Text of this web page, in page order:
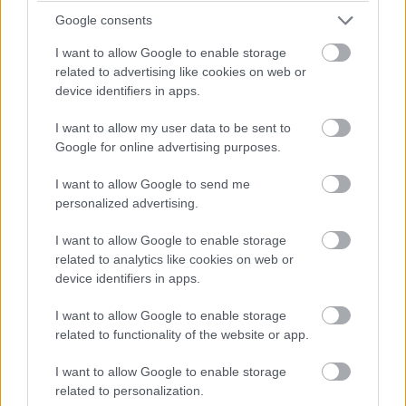
Google consents
I want to allow Google to enable storage
related to advertising like cookies on web or
device identifiers in apps.
I want to allow my user data to be sent to
Google for online advertising purposes.
I want to allow Google to send me
personalized advertising.
I want to allow Google to enable storage
related to analytics like cookies on web or
device identifiers in apps.
I want to allow Google to enable storage
related to functionality of the website or app.
I want to allow Google to enable storage
related to personalization.
ComputerTrends|2025 november 12. 13:09
Keir Starmer ígérete, hogy kidolgoz egy
digitális azonosítót, és kötelezővé teszi annak
használatát a munkavállalási jog
ellenőrzésére, heves kritikát váltott ki politikai
miniszterelnök saját képviselői is - részéről.
A brit kormány terve, hogy egységes, kötelező digitális
politikai vitát robbantott ki, hanem példátlan módon
magát a technológiai szektort is a kabinet ellen
fordította. Az évi 2 milliárd fontosra becsült digitális
azonosítási iparág szereplői attól tartanak, hogy a